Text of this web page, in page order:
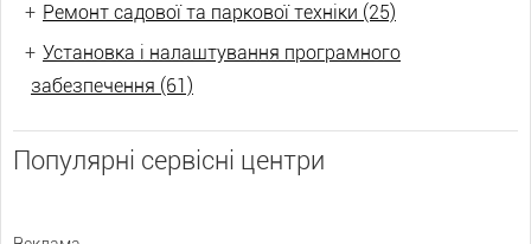
+ Ремонт садової та паркової техніки (25)
+ Установка і налаштування програмного
забезпечення (61)
Популярні сервісні центри